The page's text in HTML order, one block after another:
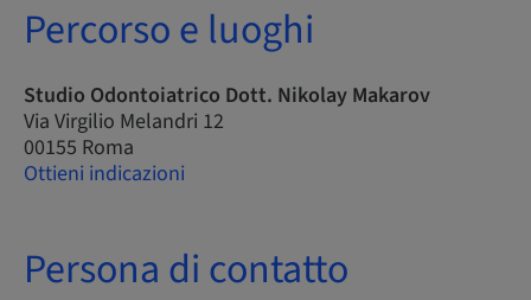
Percorso e luoghi
Studio Odontoiatrico Dott. Nikolay Makarov
Via Virgilio Melandri 12
00155 Roma
Ottieni indicazioni
Persona di contatto